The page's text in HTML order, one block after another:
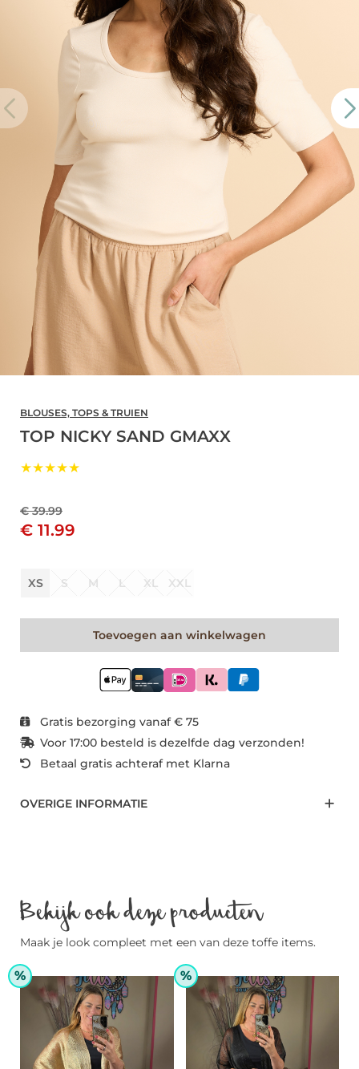
BLOUSES, TOPS & TRUIEN
TOP NICKY SAND GMAXX
★★★★★
€ 39.99
€ 11.99
XS S M L XL XXL
Toevoegen aan winkelwagen
Gratis bezorging vanaf € 75
Voor 17:00 besteld is dezelfde dag verzonden!
Betaal gratis achteraf met Klarna
OVERIGE INFORMATIE
Bekijk ook deze producten
Maak je look compleet met een van deze toffe items.
% %